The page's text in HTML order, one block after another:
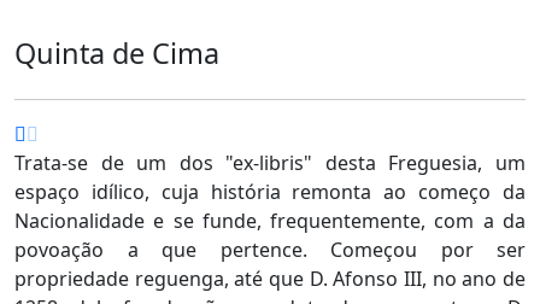
Quinta de Cima
Trata-se de um dos "ex-libris" desta Freguesia, um
espaço idílico, cuja história remonta ao começo da
Nacionalidade e se funde, frequentemente, com a da
povoação a que pertence. Começou por ser
propriedade reguenga, até que D. Afonso III, no ano de